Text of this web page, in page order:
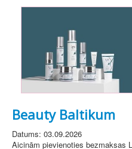
Beauty Baltikum
Datums: 03.09.2026
Aicinām pievienoties bezmaksas